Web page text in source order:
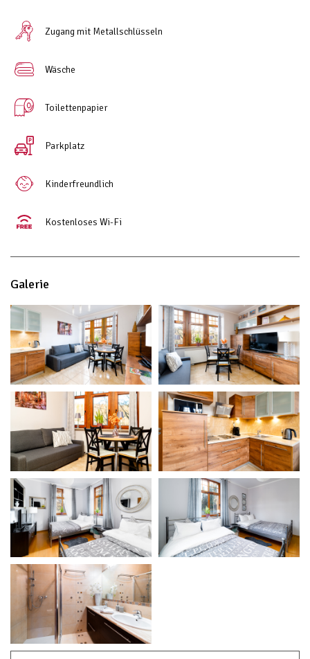
Zugang mit Metallschlüsseln
Wäsche
Toilettenpapier
Parkplatz
Kinderfreundlich
Kostenloses Wi-Fi
Galerie